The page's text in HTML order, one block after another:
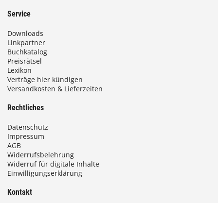
Service
Downloads
Linkpartner
Buchkatalog
Preisrätsel
Lexikon
Verträge hier kündigen
Versandkosten & Lieferzeiten
Rechtliches
Datenschutz
Impressum
AGB
Widerrufsbelehrung
Widerruf für digitale Inhalte
Einwilligungserklärung
Kontakt